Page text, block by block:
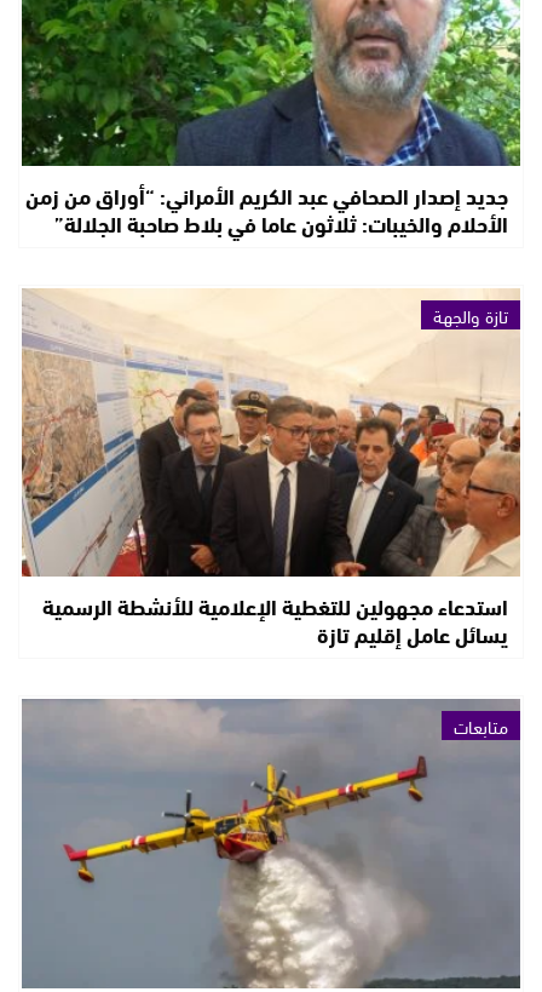
جديد إصدار الصحافي عبد الكريم الأمراني: “أوراق من زمن
الأحلام والخيبات: ثلاثون عاما في بلاط صاحبة الجلالة”
تازة والجهة
استدعاء مجهولين للتغطية الإعلامية للأنشطة الرسمية
يسائل عامل إقليم تازة
متابعات